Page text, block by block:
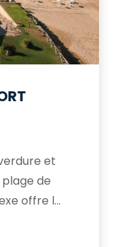
et
de
offre le
et le